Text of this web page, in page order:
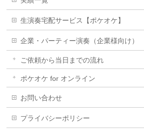
生演奏宅配サービス【ポケオケ】
企業・パーティー演奏（企業様向け）
ご依頼から当日までの流れ
ポケオケ for オンライン
お問い合わせ
プライバシーポリシー